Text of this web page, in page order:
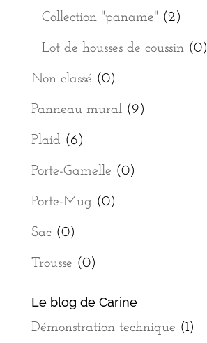
Collection "paname" (2)
Lot de housses de coussin (0)
Non classé (0)
Panneau mural (9)
Plaid (6)
Porte-Gamelle (0)
Porte-Mug (0)
Sac (0)
Trousse (0)
Le blog de Carine
Démonstration technique (1)